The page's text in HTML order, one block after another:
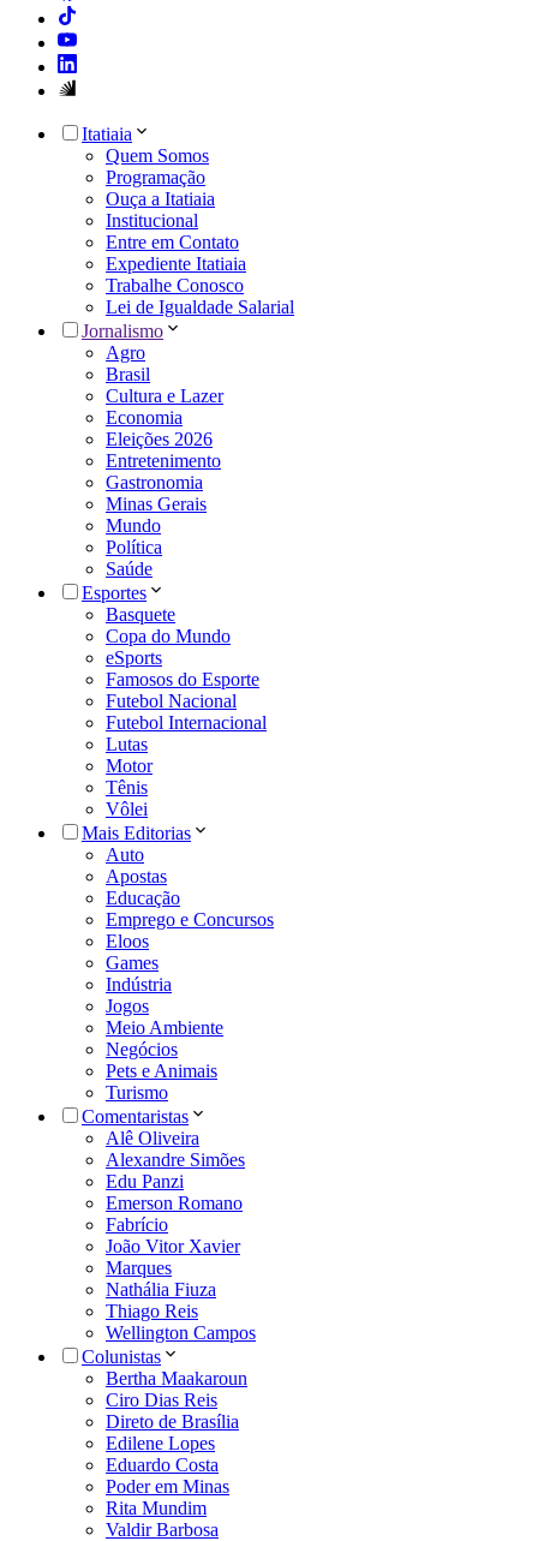
Itatiaia
Quem Somos
Programação
Ouça a Itatiaia
Institucional
Entre em Contato
Expediente Itatiaia
Trabalhe Conosco
Lei de Igualdade Salarial
Jornalismo
Agro
Brasil
Cultura e Lazer
Economia
Eleições 2026
Entretenimento
Gastronomia
Minas Gerais
Mundo
Política
Saúde
Esportes
Basquete
Copa do Mundo
eSports
Famosos do Esporte
Futebol Nacional
Futebol Internacional
Lutas
Motor
Tênis
Vôlei
Mais Editorias
Auto
Apostas
Educação
Emprego e Concursos
Eloos
Games
Indústria
Jogos
Meio Ambiente
Negócios
Pets e Animais
Turismo
Comentaristas
Alê Oliveira
Alexandre Simões
Edu Panzi
Emerson Romano
Fabrício
João Vitor Xavier
Marques
Nathália Fiuza
Thiago Reis
Wellington Campos
Colunistas
Bertha Maakaroun
Ciro Dias Reis
Direto de Brasília
Edilene Lopes
Eduardo Costa
Poder em Minas
Rita Mundim
Valdir Barbosa